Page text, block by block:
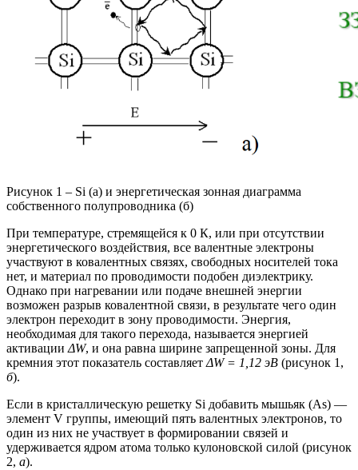
Рисунок 1 – Si (а) и энергетическая зонная диаграмма
собственного полупроводника (б)
При температуре, стремящейся к 0 К, или при отсутствии
энергетического воздействия, все валентные электроны
участвуют в ковалентных связях, свободных носителей тока
нет, и материал по проводимости подобен диэлектрику.
Однако при нагревании или подаче внешней энергии
возможен разрыв ковалентной связи, в результате чего один
электрон переходит в зону проводимости. Энергия,
необходимая для такого перехода, называется энергией
активации ΔW, и она равна ширине запрещенной зоны. Для
кремния этот показатель составляет ΔW = 1,12 эВ (рисунок 1,
б).
Если в кристаллическую решетку Si добавить мышьяк (As) —
элемент V группы, имеющий пять валентных электронов, то
один из них не участвует в формировании связей и
удерживается ядром атома только кулоновской силой (рисунок
2, а).